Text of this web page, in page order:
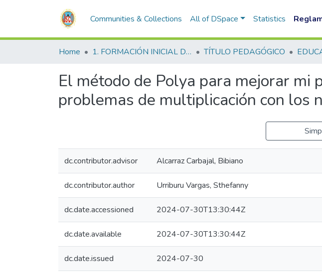
Communities & Collections All of DSpace Statistics
Home 1. FORMACIÓN INICIAL DOCENTE TÍTULO PEDAGÓGICO
El método de Polya para mejorar mi
problemas de multiplicación con los
dc.contributor.advisor Alcarraz Carbajal, Bibiano
dc.contributor.author Urriburu Vargas, Sthefanny
dc.date.accessioned 2024-07-30T13:30:44Z
dc.date.available 2024-07-30T13:30:44Z
dc.date.issued 2024-07-30